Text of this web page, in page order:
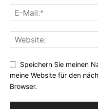
Speichern Sie meinen
meine Website für den
Browser.